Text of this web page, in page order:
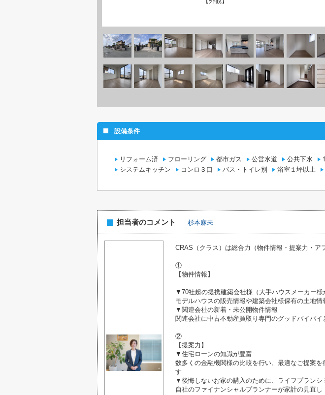
設備条件
リフォーム済 フローリング 都市ガス 公営水道 公共下水
システムキッチン
コンロ３口 バス・トイレ別 浴室１坪以上
担当者のコメント 杉本麻未
CRAS（クラス）は総合力（物件情報・提案力・ア
①
【物件情報】
▼70社超の提携建築会社様（大手ハウスメーカー様
モデルハウスの販売情報や建築会社様保有の土地情
▼関連会社の新着・未公開物件情報
関連会社に中古不動産買取り専門のグッドバイバ
②
【提案力】
▼住宅ローンの知識が豊富
数多くの金融機関様の比較を行い、最適なご提案
す
▼後悔しないお家の購入のために、ライフプランシ
自社のファイナンシャルプランナーが家計の見直